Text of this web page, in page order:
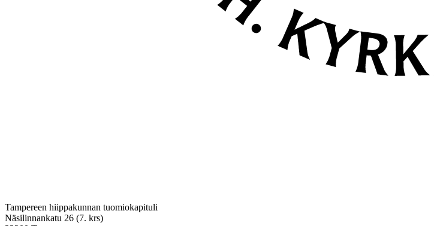
Tampereen hiippakunnan tuomiokapituli
Näsilinnankatu 26 (7. krs)